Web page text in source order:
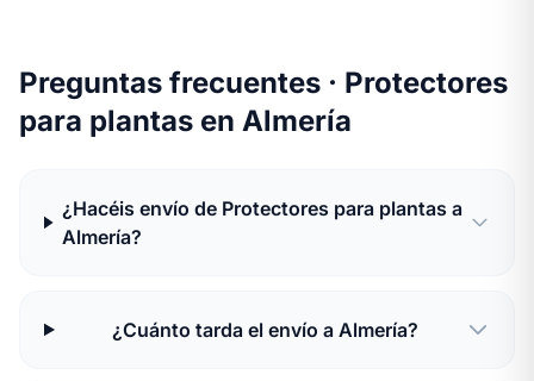
Preguntas frecuentes · Protectores
para plantas en Almería
¿Hacéis envío de Protectores para plantas a
Almería?
¿Cuánto tarda el envío a Almería?